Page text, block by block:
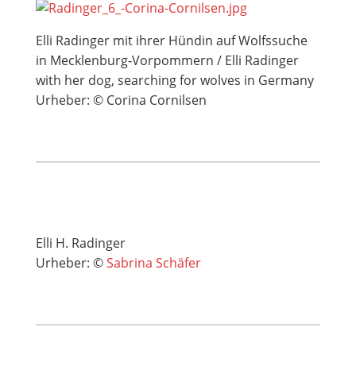
Elli Radinger mit ihrer Hündin auf Wolfssuche
in Mecklenburg-Vorpommern / Elli Radinger
with her dog, searching for wolves in Germany
Urheber: © Corina Cornilsen
Elli H. Radinger
Urheber: ©Sabrina Schäfer